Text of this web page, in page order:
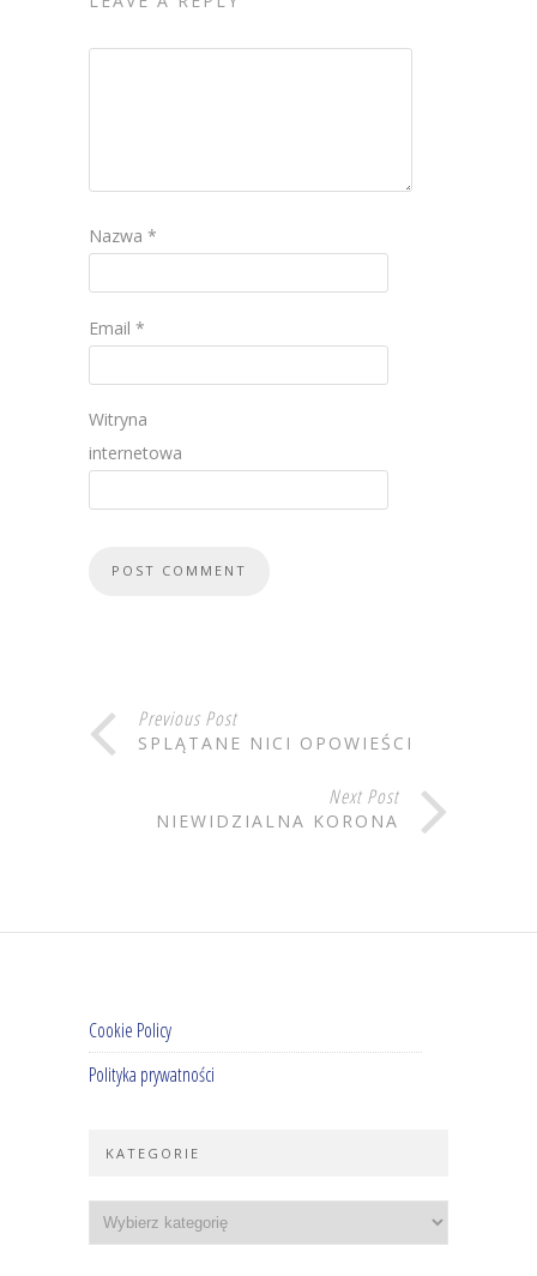
Nazwa *
Email *
Witryna
internetowa
Previous Post
SPLĄTANE NICI OPOWIEŚCI
Next Post
NIEWIDZIALNA KORONA
Cookie Policy
Polityka prywatności
KATEGORIE